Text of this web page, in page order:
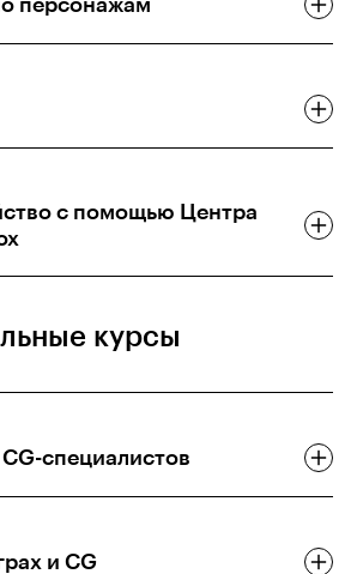
персонажам
с помощью Центра
курсы
специалистов
и CG